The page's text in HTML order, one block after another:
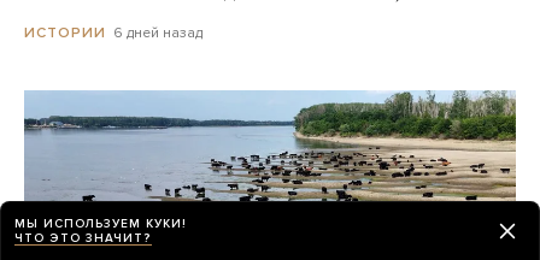
ИСТОРИИ 6 дней назад
МЫ ИСПОЛЬЗУЕМ КУКИ!
ЧТО ЭТО ЗНАЧИТ?